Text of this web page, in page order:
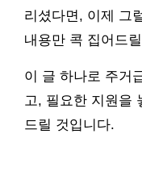
리셨다면, 이제 그
내용만 콕 집어드
이 글 하나로 주거
고, 필요한 지원을
드릴 것입니다.